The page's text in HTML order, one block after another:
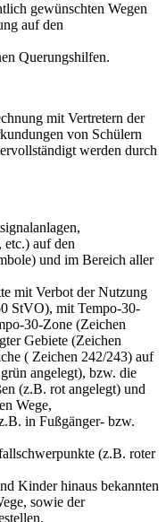
gewünschten Wegen
auf den
Querungshilfen.
mit Vertretern der
von Schülern
werden durch
auf den
und im Bereich aller
mit Verbot der Nutzung
StVO), mit Tempo-30-
30-Zone (Zeichen
Gebiete (Zeichen
( Zeichen 242/243) auf
angelegt), bzw. die
(z.B. rot angelegt) und
Wege,
in Fußgänger- bzw.
(z.B. roter
Kinder hinaus bekannten
sowie der